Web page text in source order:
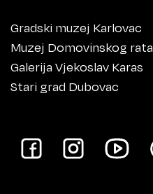
Gradski muzej Karlovac
Muzej Domovinskog rata
Galerija Vjekoslav Karas
Stari grad Dubovac